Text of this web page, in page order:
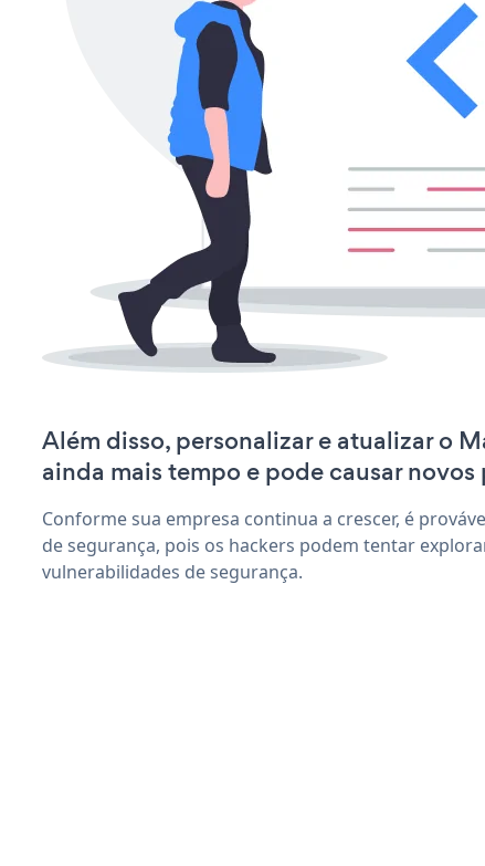
Além disso, personalizar e atualizar o
ainda mais tempo e pode causar
Conforme sua empresa continua a crescer, é
de segurança, pois os hackers podem tentar
vulnerabilidades de segurança.